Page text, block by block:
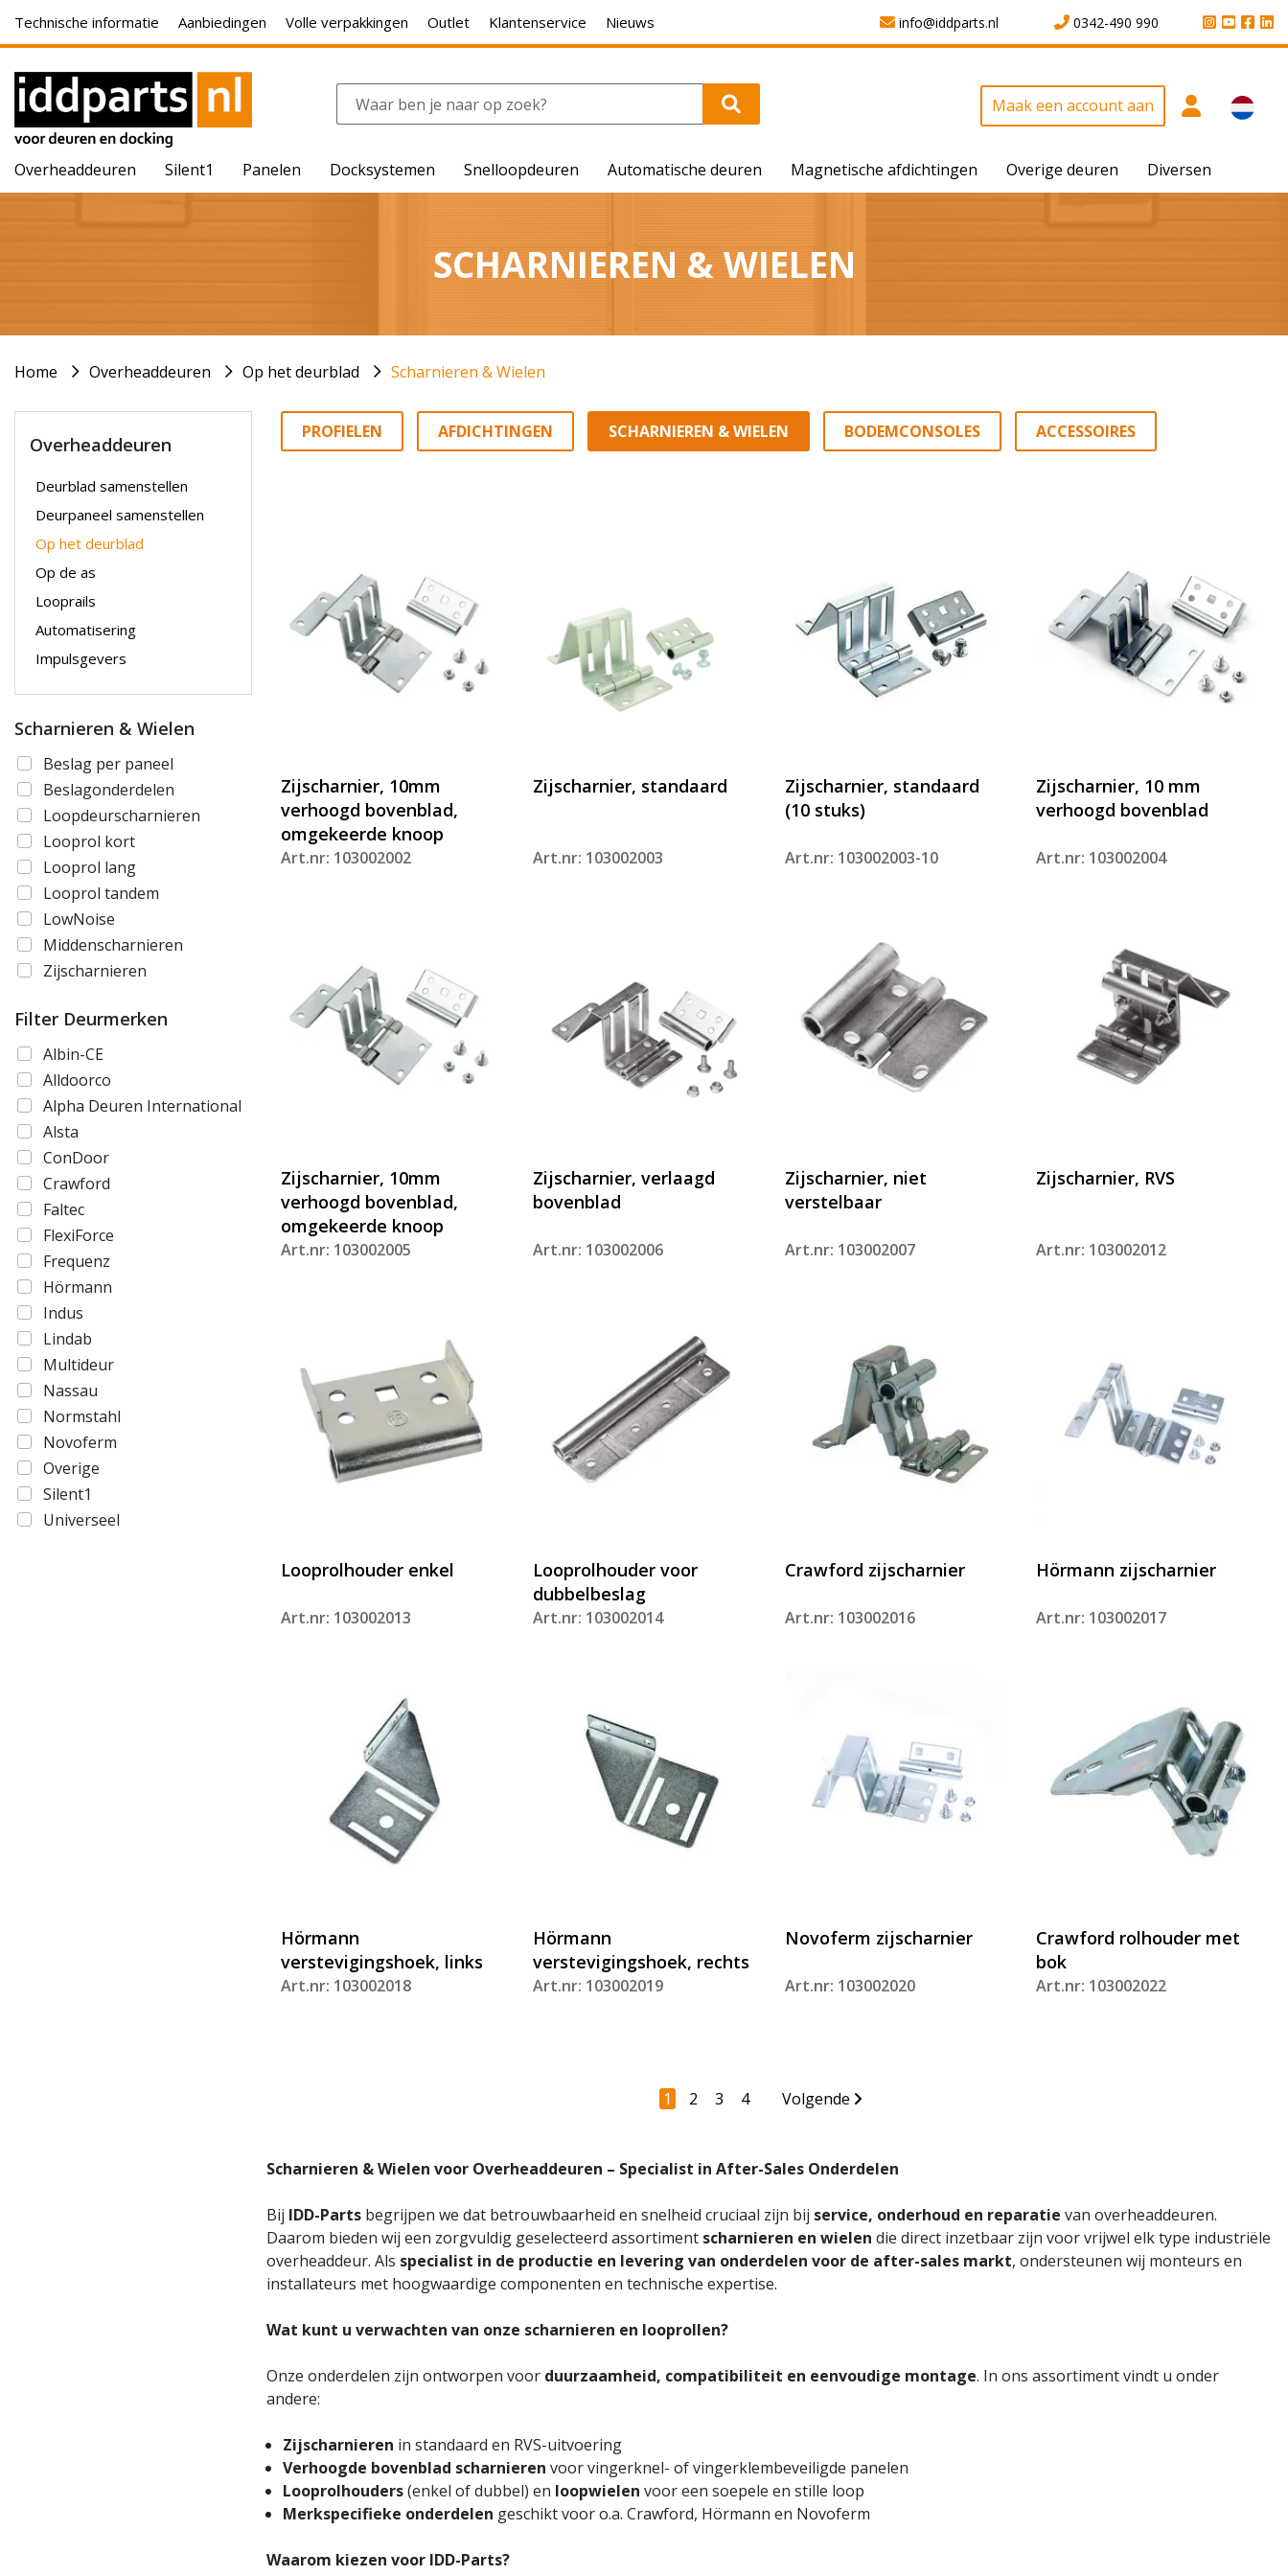
info@iddparts.nl 0342-490 990
Technische informatie Aanbiedingen Volle verpakkingen Outlet Klantenservice Nieuws
Maak een account aan
Overheaddeuren Silent1 Panelen Docksystemen Snelloopdeuren Automatische deuren Magnetische afdichtingen Overige deuren Diversen
SCHARNIEREN & WIELEN
Home Overheaddeuren Op het deurblad Scharnieren & Wielen
Overheaddeuren
Deurblad samenstellen
Deurpaneel samenstellen
Op het deurblad
Op de as
Looprails
Automatisering
Impulsgevers
Scharnieren & Wielen
Beslag per paneel
Beslagonderdelen
Loopdeurscharnieren
Looprol kort
Looprol lang
Looprol tandem
LowNoise
Middenscharnieren
Zijscharnieren
Filter Deurmerken
Albin-CE
Alldoorco
Alpha Deuren International
Alsta
ConDoor
Crawford
Faltec
FlexiForce
Frequenz
Hörmann
Indus
Lindab
Multideur
Nassau
Normstahl
Novoferm
Overige
Silent1
Universeel
PROFIELEN AFDICHTINGEN SCHARNIEREN & WIELEN BODEMCONSOLES ACCESSOIRES
Zijscharnier, 10mm
verhoogd bovenblad,
omgekeerde knoop
Art.nr: 103002002
Zijscharnier, standaard
Art.nr: 103002003
Zijscharnier, standaard
(10 stuks)
Art.nr: 103002003-10
Zijscharnier, 10 mm
verhoogd bovenblad
Art.nr: 103002004
Zijscharnier, 10mm
verhoogd bovenblad,
omgekeerde knoop
Art.nr: 103002005
Zijscharnier, verlaagd
bovenblad
Art.nr: 103002006
Zijscharnier, niet
verstelbaar
Art.nr: 103002007
Zijscharnier, RVS
Art.nr: 103002012
Looprolhouder enkel
Art.nr: 103002013
Looprolhouder voor
dubbelbeslag
Art.nr: 103002014
Crawford zijscharnier
Art.nr: 103002016
Hörmann zijscharnier
Art.nr: 103002017
Hörmann
verstevigingshoek, links
Art.nr: 103002018
Hörmann
verstevigingshoek, rechts
Art.nr: 103002019
Novoferm zijscharnier
Art.nr: 103002020
Crawford rolhouder met
bok
Art.nr: 103002022
1 2 3 4 Volgende
Scharnieren & Wielen voor Overheaddeuren – Specialist in After-Sales Onderdelen
Bij IDD-Parts begrijpen we dat betrouwbaarheid en snelheid cruciaal zijn bij service, onderhoud en reparatie van overheaddeuren.
Daarom bieden wij een zorgvuldig geselecteerd assortiment scharnieren en wielen die direct inzetbaar zijn voor vrijwel elk type industriële
overheaddeur. Als specialist in de productie en levering van onderdelen voor de after-sales markt, ondersteunen wij monteurs en
installateurs met hoogwaardige componenten en technische expertise.
Wat kunt u verwachten van onze scharnieren en looprollen?
Onze onderdelen zijn ontworpen voor duurzaamheid, compatibiliteit en eenvoudige montage. In ons assortiment vindt u onder
andere:
Zijscharnieren in standaard en RVS-uitvoering
Verhoogde bovenblad scharnieren voor vingerknel- of vingerklembeveiligde panelen
Looprolhouders(enkel of dubbel) en loopwielen voor een soepele en stille loop
Merkspecifieke onderdelen geschikt voor o.a. Crawford, Hörmann en Novoferm
Waarom kiezen voor IDD-Parts?